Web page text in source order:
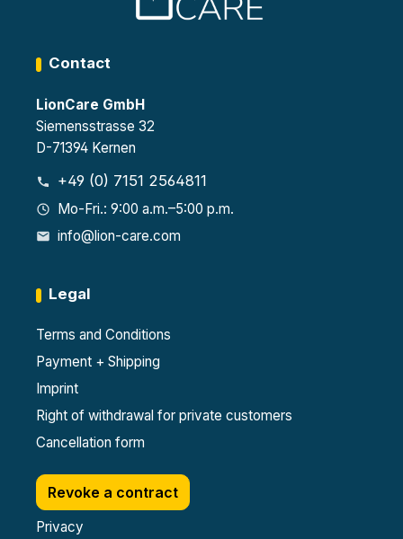
Contact
LionCare GmbH
Siemensstrasse 32
D-71394 Kernen
+49 (0) 7151 2564811
Mo-Fri.: 9:00 a.m.–5:00 p.m.
info@lion-care.com
Legal
Terms and Conditions
Payment + Shipping
Imprint
Right of withdrawal for private customers
Cancellation form
Revoke a contract
Privacy